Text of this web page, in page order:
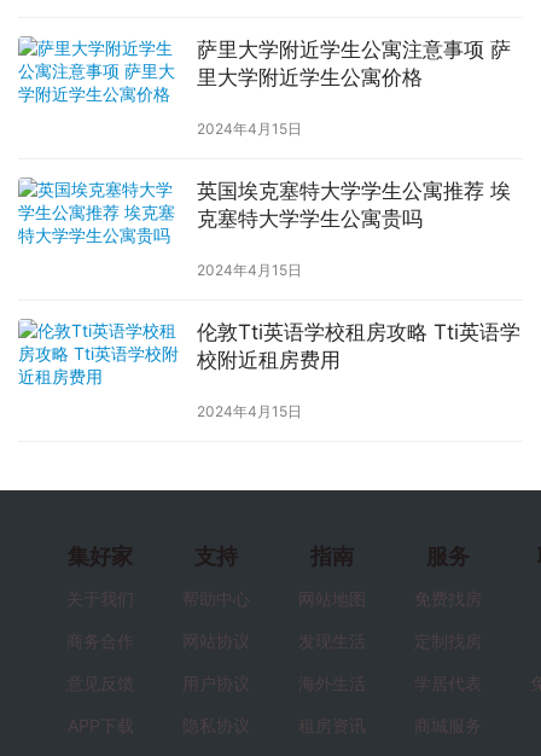
萨里大学附近学生公寓注意事项 萨
里大学附近学生公寓价格
2024年4月15日
英国埃克塞特大学学生公寓推荐 埃
克塞特大学学生公寓贵吗
2024年4月15日
伦敦Tti英语学校租房攻略 Tti英语学
校附近租房费用
2024年4月15日
集好家
关于我们
商务合作
意见反馈
APP下载
支持
帮助中心
网站协议
用户协议
隐私协议
指南
网站地图
发现生活
海外生活
租房资讯
服务
免费找房
定制找房
学居代表
商城服务